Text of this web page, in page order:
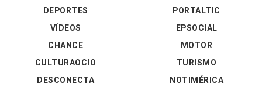
DEPORTES
VÍDEOS
PORTALTIC
EPSOCIAL
CHANCE
CULTURAOCIO
DESCONECTA
MOTOR
TURISMO
NOTIMÉRICA